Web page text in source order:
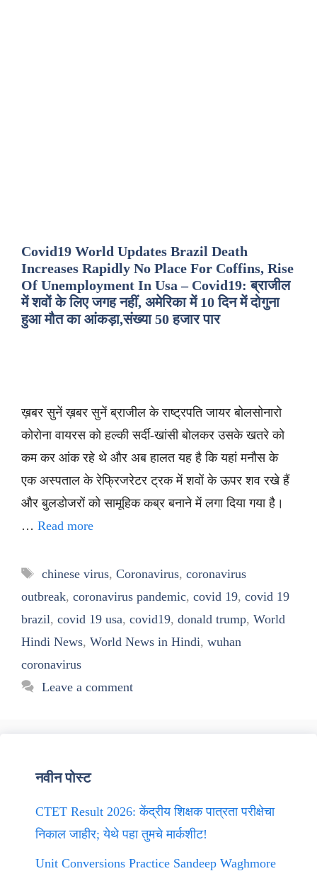
Covid19 World Updates Brazil Death
Increases Rapidly No Place For Coffins, Rise
Of Unemployment In Usa – Covid19: ब्राजील
में शवों के लिए जगह नहीं, अमेरिका में 10 दिन में दोगुना
हुआ मौत का आंकड़ा,संख्या 50 हजार पार
ख़बर सुनें ख़बर सुनें ब्राजील के राष्ट्रपति जायर बोलसोनारो
कोरोना वायरस को हल्की सर्दी-खांसी बोलकर उसके खतरे को
कम कर आंक रहे थे और अब हालत यह है कि यहां मनौस के
एक अस्पताल के रेफ्रिजरेटर ट्रक में शवों के ऊपर शव रखे हैं
और बुलडोजरों को सामूहिक कब्र बनाने में लगा दिया गया है।
… Read more
Tags
chinese virus, Coronavirus, coronavirus
outbreak, coronavirus pandemic, covid 19, covid 19
brazil, covid 19 usa, covid19, donald trump, World
Hindi News, World News in Hindi, wuhan
coronavirus
Leave a comment
नवीन पोस्ट
CTET Result 2026: केंद्रीय शिक्षक पात्रता परीक्षेचा
निकाल जाहीर; येथे पहा तुमचे मार्कशीट!
Unit Conversions Practice Sandeep Waghmore